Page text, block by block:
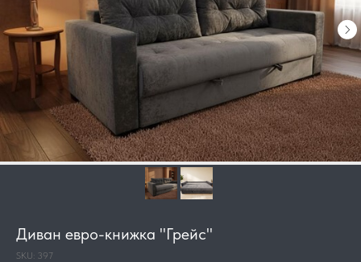
Диван евро-книжка "Грейс"
SKU: 397